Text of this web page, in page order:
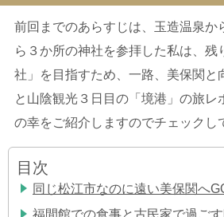
前回までのあらすじは、玉造温泉か
ら３か所の神社を参拝した私は、残
社」を目指すため、一路、美保関と
と山陰観光３日目の「境港」の旅レ
の幸をご紹介しますのでチェックし
目次
同じ松江市なのに遠い美保関へ
福間館での食事と古民家で過ご